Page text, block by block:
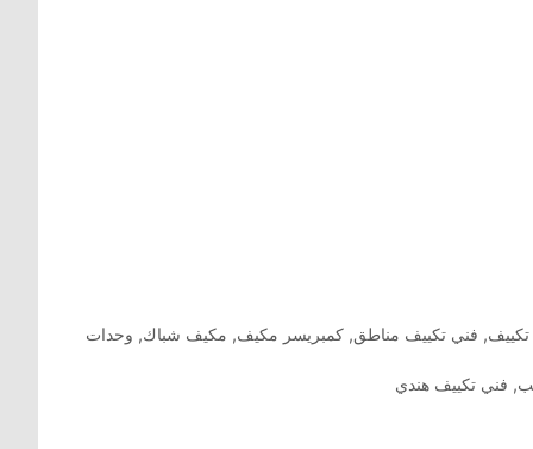
, فني تكييف مناطق, كمبريسر مكيف, مكيف شباك, وحدات
, فني تكييف هندي